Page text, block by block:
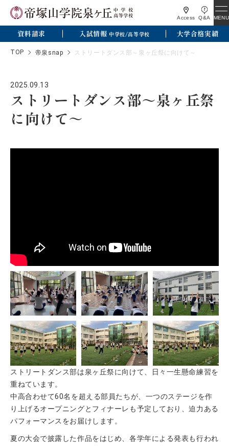
Access Q&A MENU
資料請求 入試情報 中学校/高等学校 大学合格実績
TOP 帝泉snap ストリートダンス部～泉ヶ丘祭に向けて～
2025.09.13
ストリートダンス部～泉ヶ丘祭
に向けて～
ストリートダンス部は泉ヶ丘祭に向けて、日々一生懸命練習を
重ねています。
中高合わせて60名を超える部員たちが、一つのステージを作
り上げるオープニングとフィナーレも予定しており、迫力ある
パフォーマンスをお届けします。
夏の大会で披露した作品をはじめ、各学年による発表も行われ